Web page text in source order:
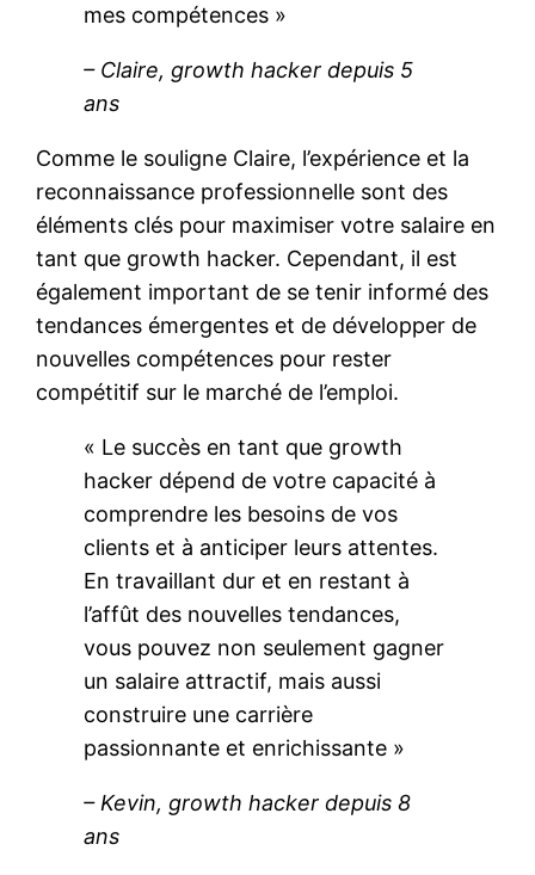
mes compétences »
– Claire, growth hacker depuis 5
ans
Comme le souligne Claire, l’expérience et la
reconnaissance professionnelle sont des
éléments clés pour maximiser votre salaire en
tant que growth hacker. Cependant, il est
également important de se tenir informé des
tendances émergentes et de développer de
nouvelles compétences pour rester
compétitif sur le marché de l’emploi.
« Le succès en tant que growth
hacker dépend de votre capacité à
comprendre les besoins de vos
clients et à anticiper leurs attentes.
En travaillant dur et en restant à
l’affût des nouvelles tendances,
vous pouvez non seulement gagner
un salaire attractif, mais aussi
construire une carrière
passionnante et enrichissante »
– Kevin, growth hacker depuis 8
ans